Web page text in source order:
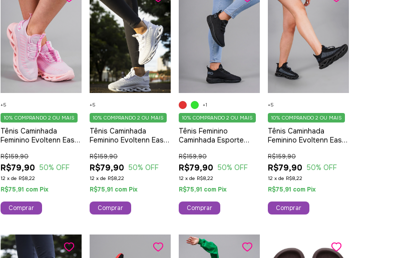
Tênis Caminhada
Feminino Evoltenn Easy
Moderno Rosa
R$79,90
R$159,90
50% OFF
12 xde R$8,22
10%COMPRANDO 2 OU MAIS
R$75,91 com Pix
+5
Comprar
Tênis Caminhada
Feminino Evoltenn Easy
Moderno White
R$79,90
R$159,90
50% OFF
12 xde R$8,22
10%COMPRANDO 2 OU MAIS
R$75,91 com Pix
+5
Comprar
Tênis Feminino
Caminhada Esporte
Colmeia Sola 4D
Lançamento Black
R$79,90
R$159,90
50% OFF
12 xde R$8,22
10%COMPRANDO 2 OU MAIS
R$75,91 com Pix
+1
Comprar
Tênis Caminhada
Feminino Evoltenn Easy
Moderno Black
R$79,90
R$159,90
50% OFF
12 xde R$8,22
10%COMPRANDO 2 OU MAIS
R$75,91 com Pix
+5
Comprar